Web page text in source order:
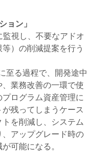
ョン」
視し、不要なアドオ
）の削減提案を行う
至る過程で、開発途中
業務改善の一環で使
ログラム資産管理に
残ってしまうケース
を削減し、システム
アップグレード時の
可能になる。